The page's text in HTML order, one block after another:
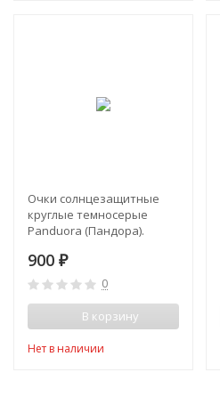
Очки солнцезащитные
круглые темносерые
Panduora (Пандора).
серебро
900 ₽
0
В корзину
Нет в наличии